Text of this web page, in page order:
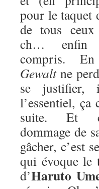
pour le taquet
de tous
ch… enfin
compris.
Gewaltne
se
l’essentiel, ça
suite. Et
dommage de
gâcher, c’est
qui évoque le
d’Haruto